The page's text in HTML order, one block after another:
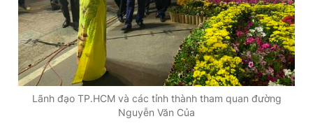
Lãnh đạo TP.HCM và các tỉnh thành tham quan đường
Nguyễn Văn Của